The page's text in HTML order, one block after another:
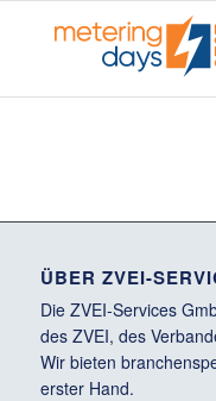
ÜBER ZVEI-
Die ZVEI-Services
des ZVEI, des
Wir bieten
erster Hand.